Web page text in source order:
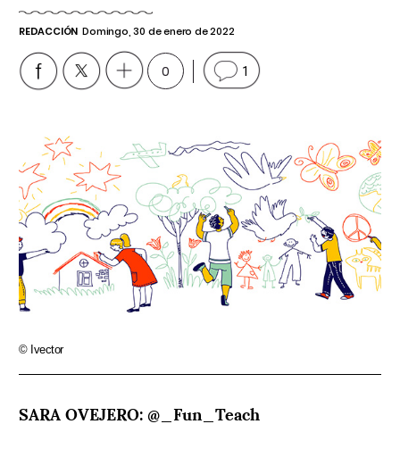
REDACCIÓN Domingo, 30 de enero de 2022
0 1
© Ivector
SARA OVEJERO: @_Fun_Teach